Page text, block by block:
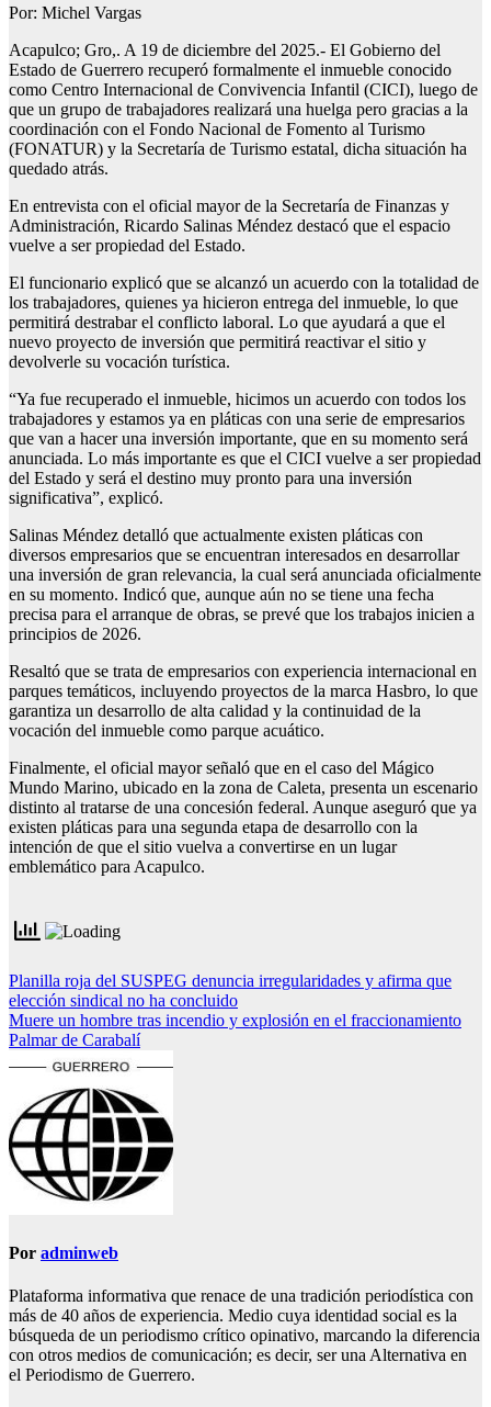
Por: Michel Vargas
Acapulco; Gro,. A 19 de diciembre del 2025.- El Gobierno del
Estado de Guerrero recuperó formalmente el inmueble conocido
como Centro Internacional de Convivencia Infantil (CICI), luego de
que un grupo de trabajadores realizará una huelga pero gracias a la
coordinación con el Fondo Nacional de Fomento al Turismo
(FONATUR) y la Secretaría de Turismo estatal, dicha situación ha
quedado atrás.
En entrevista con el oficial mayor de la Secretaría de Finanzas y
Administración, Ricardo Salinas Méndez destacó que el espacio
vuelve a ser propiedad del Estado.
El funcionario explicó que se alcanzó un acuerdo con la totalidad de
los trabajadores, quienes ya hicieron entrega del inmueble, lo que
permitirá destrabar el conflicto laboral. Lo que ayudará a que el
nuevo proyecto de inversión que permitirá reactivar el sitio y
devolverle su vocación turística.
“Ya fue recuperado el inmueble, hicimos un acuerdo con todos los
trabajadores y estamos ya en pláticas con una serie de empresarios
que van a hacer una inversión importante, que en su momento será
anunciada. Lo más importante es que el CICI vuelve a ser propiedad
del Estado y será el destino muy pronto para una inversión
significativa”, explicó.
Salinas Méndez detalló que actualmente existen pláticas con
diversos empresarios que se encuentran interesados en desarrollar
una inversión de gran relevancia, la cual será anunciada oficialmente
en su momento. Indicó que, aunque aún no se tiene una fecha
precisa para el arranque de obras, se prevé que los trabajos inicien a
principios de 2026.
Resaltó que se trata de empresarios con experiencia internacional en
parques temáticos, incluyendo proyectos de la marca Hasbro, lo que
garantiza un desarrollo de alta calidad y la continuidad de la
vocación del inmueble como parque acuático.
Finalmente, el oficial mayor señaló que en el caso del Mágico
Mundo Marino, ubicado en la zona de Caleta, presenta un escenario
distinto al tratarse de una concesión federal. Aunque aseguró que ya
existen pláticas para una segunda etapa de desarrollo con la
intención de que el sitio vuelva a convertirse en un lugar
emblemático para Acapulco.
Navegación
de
entradas
Planilla roja del SUSPEG denuncia irregularidades y afirma que
elección sindical no ha concluido
Muere un hombre tras incendio y explosión en el fraccionamiento
Palmar de Carabalí
Por adminweb
Plataforma informativa que renace de una tradición periodística con
más de 40 años de experiencia. Medio cuya identidad social es la
búsqueda de un periodismo crítico opinativo, marcando la diferencia
con otros medios de comunicación; es decir, ser una Alternativa en
el Periodismo de Guerrero.